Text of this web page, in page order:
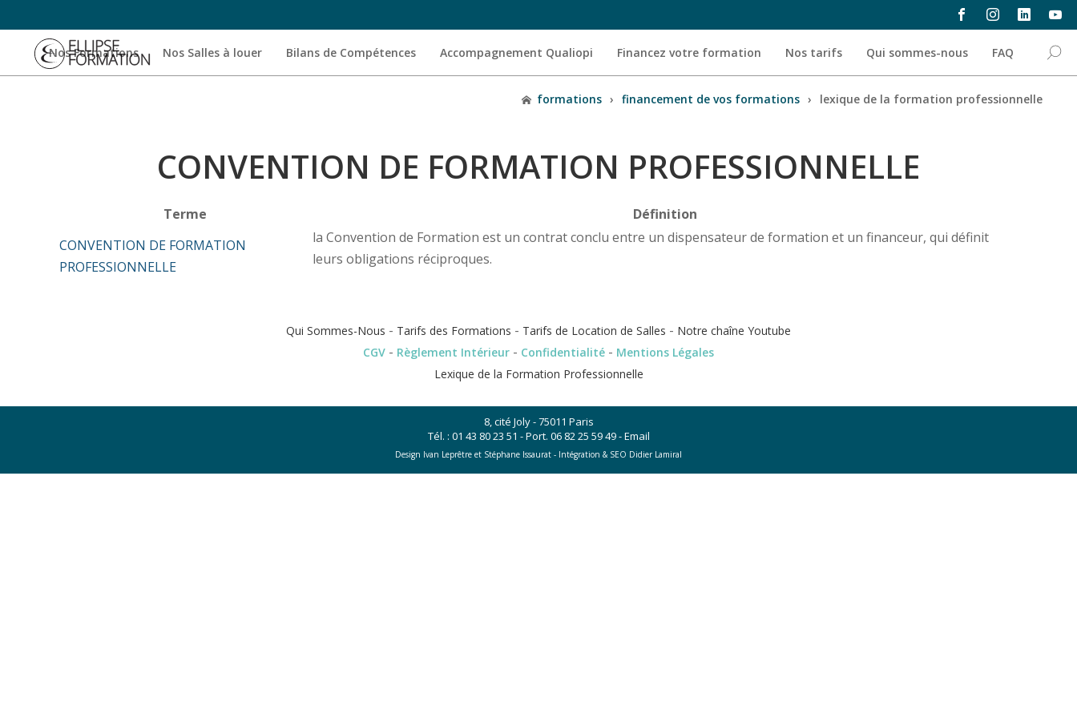
Nos Formations Nos Salles à louer Bilans de Compétences Accompagnement Qualiopi Financez votre formation Nos tarifs Qui sommes-nous FAQ
formations › financement de vos formations › lexique de la formation professionnelle
CONVENTION DE FORMATION PROFESSIONNELLE
Terme
Définition
CONVENTION DE FORMATION
PROFESSIONNELLE
la Convention de Formation est un contrat conclu entre un dispensateur de formation et un financeur, qui définit
leurs obligations réciproques.
Qui Sommes-Nous - Tarifs des Formations - Tarifs de Location de Salles - Notre chaîne Youtube
CGV - Règlement Intérieur - Confidentialité - Mentions Légales
Lexique de la Formation Professionnelle
8, cité Joly - 75011 Paris
Tél. : 01 43 80 23 51 - Port. 06 82 25 59 49-Email
Design Ivan Leprêtre et Stéphane Issaurat - Intégration & SEO Didier Lamiral